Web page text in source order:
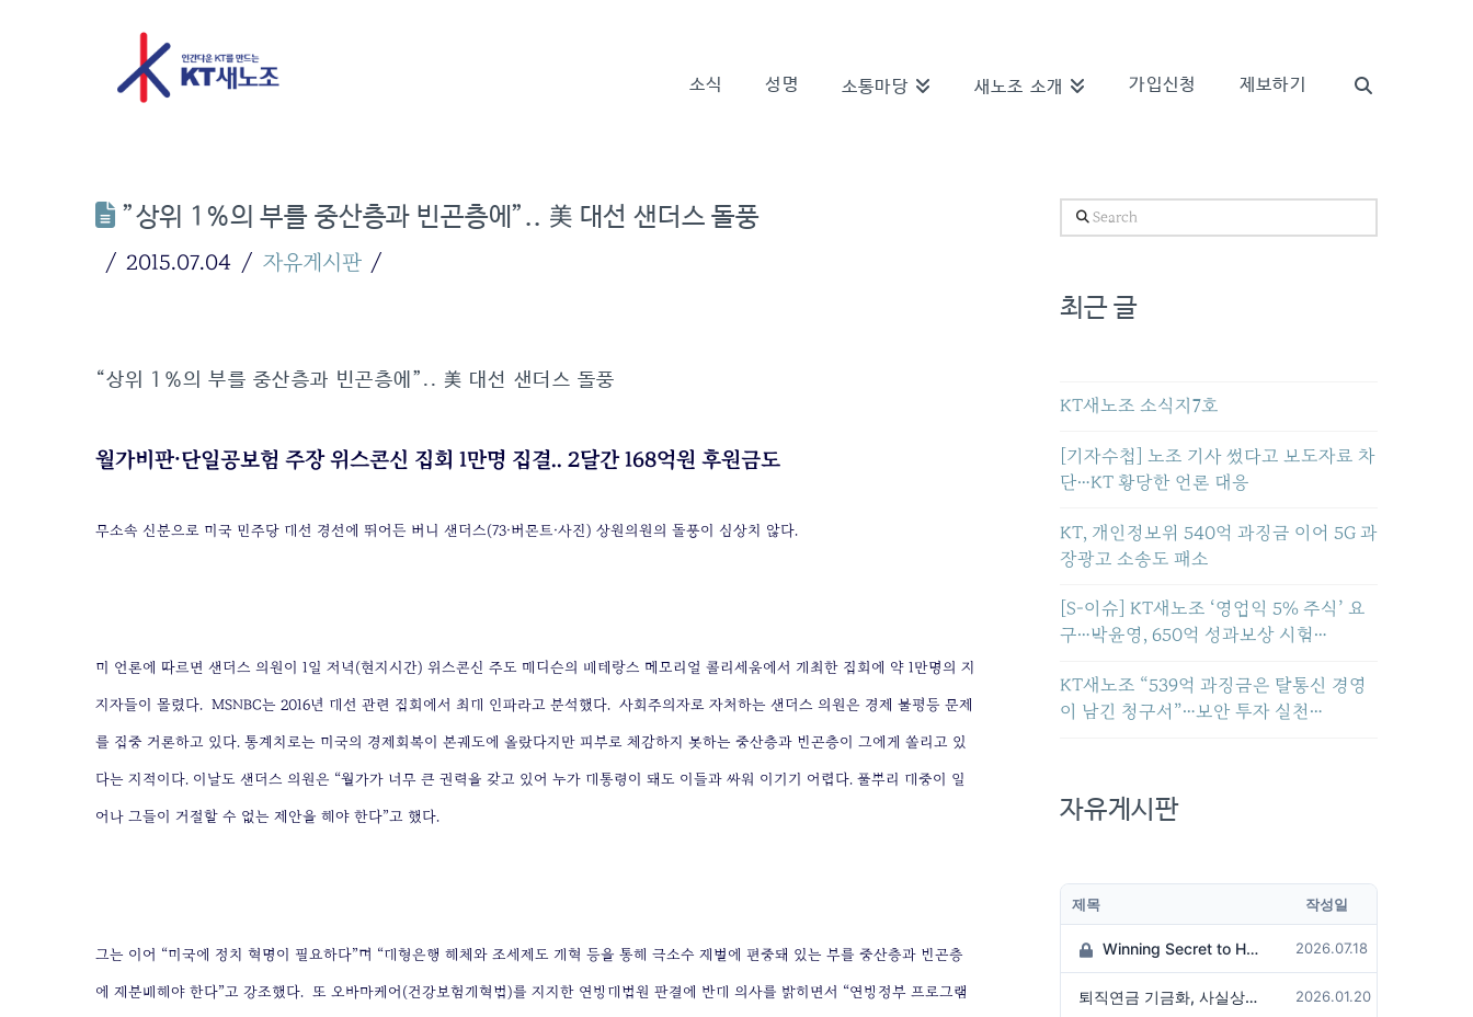
소식 성명 소통마당 새노조 소개 가입신청 제보하기
”상위 1%의 부를 중산층과 빈곤층에”.. 美 대선 샌더스 돌풍
2015.07.04 자유게시판
“상위 1%의 부를 중산층과 빈곤층에”.. 美 대선 샌더스 돌풍
월가비판·단일공보험 주장 위스콘신 집회 1만명 집결.. 2달간 168억원 후원금도
무소속 신분으로 미국 민주당 대선 경선에 뛰어든 버니 샌더스(73·버몬트·사진) 상원의원의 돌풍이 심상치 않다.
미 언론에 따르면 샌더스 의원이 1일 저녁(현지시간) 위스콘신 주도 매디슨의 베테랑스 메모리얼 콜리세움에서 개최한 집회에 약 1만명의 지
지자들이 몰렸다. MSNBC는 2016년 대선 관련 집회에서 최대 인파라고 분석했다. 사회주의자로 자처하는 샌더스 의원은 경제 불평등 문제
를 집중 거론하고 있다. 통계치로는 미국의 경제회복이 본궤도에 올랐다지만 피부로 체감하지 못하는 중산층과 빈곤층이 그에게 쏠리고 있
다는 지적이다. 이날도 샌더스 의원은 “월가가 너무 큰 권력을 갖고 있어 누가 대통령이 돼도 이들과 싸워 이기기 어렵다. 풀뿌리 대중이 일
어나 그들이 거절할 수 없는 제안을 해야 한다”고 했다.
그는 이어 “미국에 정치 혁명이 필요하다”며 “대형은행 해체와 조세제도 개혁 등을 통해 극소수 재벌에 편중돼 있는 부를 중산층과 빈곤층
에 재분배해야 한다”고 강조했다. 또 오바마케어(건강보험개혁법)를 지지한 연방대법원 판결에 반대 의사를 밝히면서 “연방정부 프로그램
Search
최근 글
KT새노조 소식지7호
[기자수첩] 노조 기사 썼다고 보도자료 차
단…KT 황당한 언론 대응
KT, 개인정보위 540억 과징금 이어 5G 과
장광고 소송도 패소
[S-이슈] KT새노조 ‘영업익 5% 주식’ 요
구…박윤영, 650억 성과보상 시험…
KT새노조 “539억 과징금은 탈통신 경영
이 남긴 청구서”…보안 투자 실천…
자유게시판
제목 작성일
Winning Secret to Hit the Jackpot! 2026.07.18
퇴직연금 기금화, 사실상 국가가 관리하겠다는 것인가? 2026.01.20